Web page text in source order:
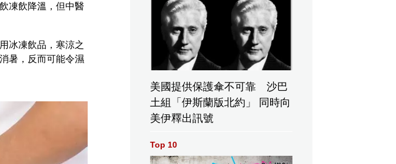
凍飲降溫，但中醫
冰凍飲品，寒涼之
暑，反而可能令濕
美國提供保護傘不可靠 沙巴
土組「伊斯蘭版北約」 同時向
美伊釋出訊號
Top 10